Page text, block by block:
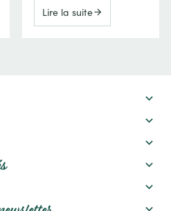
parfois l'amertume ou la
montée en graines, mais
Lire la suite